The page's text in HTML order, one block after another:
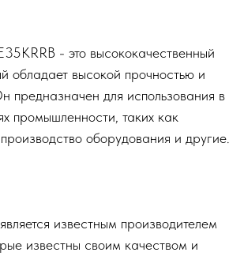
- это высококачественный
обладает высокой прочностью и
предназначен для использования в
промышленности, таких как
оборудования и другие.
известным производителем
известны своим качеством и